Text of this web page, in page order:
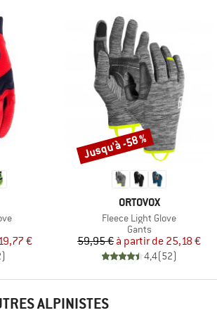
19,77 €
)
MARQUE
ORTOVOX
Article
Fleece Light Glove
Product group
Gants
Prix
59,95 € Prix réduit
à partir de 25,18 €
4,4(52)
Remise
Jusqu'à -58 %
ALPINISTES